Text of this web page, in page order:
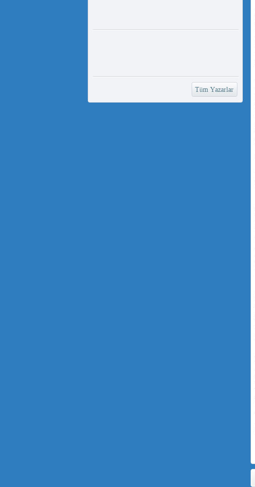
شۆھرەت ھوشۇر- خەيىر خوش، ئەركىن
Tüm Yazarlar